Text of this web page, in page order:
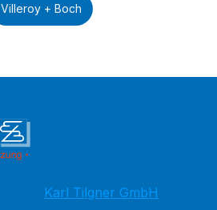
Villeroy + Boch
Karl Tilgner GmbH